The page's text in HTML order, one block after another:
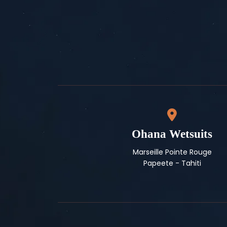
Ohana Wetsuits
Marseille Pointe Rouge
Papeete - Tahiti